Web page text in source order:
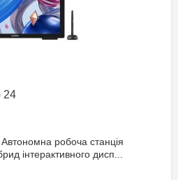
24
робоча станція
інтерактивного дисп...